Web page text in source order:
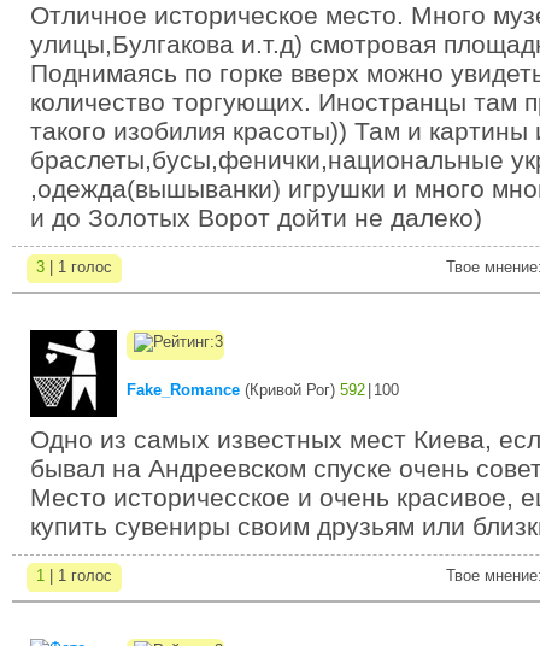
Отличное историческое место. Много
улицы,Булгакова и.т.д) смотровая
Поднимаясь по горке вверх можно
количество торгующих. Иностранцы там
такого изобилия красоты)) Там и картины
браслеты,бусы,фенички,национальные
,одежда(вышыванки) игрушки и много
и до Золотых Ворот дойти не далеко)
3 | 1 голос Твое
Fake_Romance (Кривой Рог) 592 100
Одно из самых известных мест Киева,
бывал на Андреевском спуске очень
Место историчесское и очень красивое,
купить сувениры своим друзьям или
1 | 1 голос Твое